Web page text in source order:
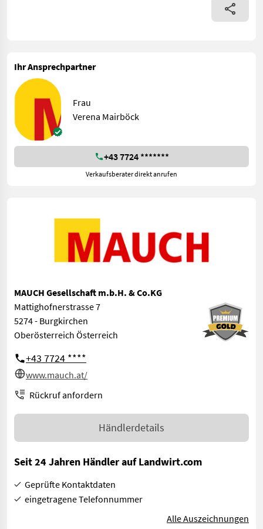
Ihr Ansprechpartner
Frau
Verena Mairböck
+43 7724 *******
Verkaufsberater direkt anrufen
MAUCH Gesellschaft m.b.H. & Co.KG
Mattighofnerstrasse 7
5274 - Burgkirchen
Oberösterreich Österreich
+43 7724 ****
www.mauch.at/
Rückruf anfordern
Händlerdetails
Seit 24 Jahren Händler auf Landwirt.com
Geprüfte Kontaktdaten
eingetragene Telefonnummer
Alle Auszeichnungen